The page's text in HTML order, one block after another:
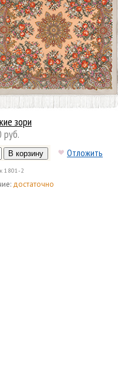
зори
руб.
Отложить
1801-2
достаточно